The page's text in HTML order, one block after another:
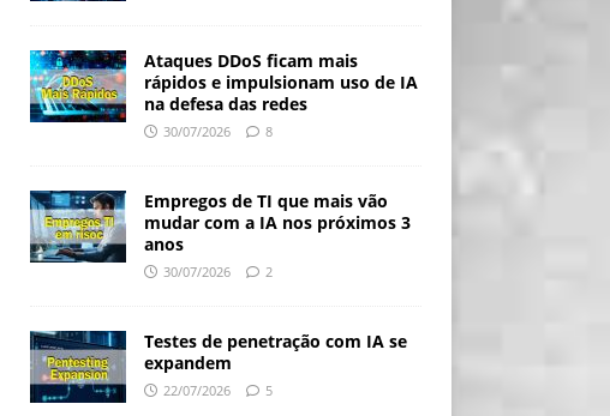
Ataques DDoS ficam mais
rápidos e impulsionam uso de IA
na defesa das redes
30/07/2026 8
Empregos de TI que mais vão
mudar com a IA nos próximos 3
anos
30/07/2026 2
Testes de penetração com IA se
expandem
22/07/2026 5